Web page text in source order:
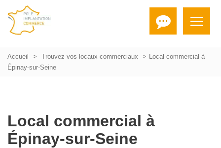
Accueil Trouvez vos locaux commerciaux
Local commercial à
Épinay-sur-Seine
Local commercial à
Épinay-sur-Seine